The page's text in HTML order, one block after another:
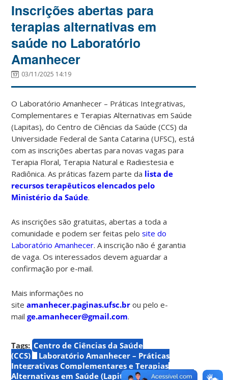
Inscrições abertas para
terapias alternativas em
saúde no Laboratório
Amanhecer
03/11/2025 14:19
O LaboratórioAmanhecer – Práticas Integrativas,
Complementares e Terapias Alternativas em Saúde
(Lapitas), do Centro de Ciências da Saúde (CCS) da
Universidade Federal de Santa Catarina (UFSC), está
com as inscrições abertas para novas vagas para
Terapia Floral, Terapia Natural e Radiestesia e
Radiônica. As práticas fazem parte da lista de
recursos terapêuticos elencados pelo
Ministério da Saúde.
As inscrições são gratuitas, abertas a toda a
comunidade e podem ser feitas pelosite do
Laboratório Amanhecer. A inscrição não é garantia
de vaga. Os interessados devem aguardar a
confirmação por e-mail.
Mais informações no
siteamanhecer.paginas.ufsc.br ou pelo e-
mailge.amanhecer@gmail.com.
Tags: Centro de Ciências da Saúde
(CCS)
Laboratório Amanhecer – Práticas
Integrativas Complementares e Terapias
Alternativas em Saúde (Lapitas)
ministério da